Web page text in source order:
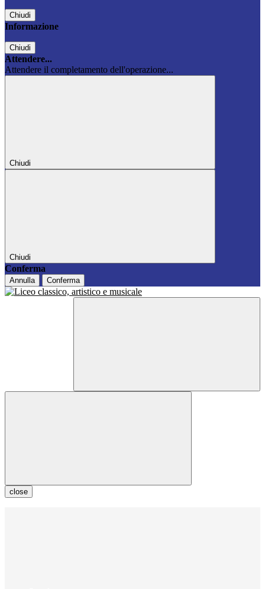
Chiudi
Informazione
Chiudi
Attendere...
Attendere il completamento dell'operazione...
Chiudi
Chiudi
Conferma
Annulla Conferma
close